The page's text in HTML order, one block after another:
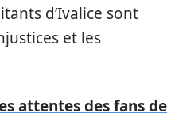
d’Ivalice sont
et les
attentes des fans de